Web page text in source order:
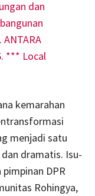
kemarahan
menjadi satu
dramatis. Isu-
DPR
Rohingya,